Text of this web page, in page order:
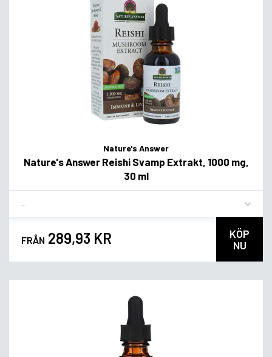
Nature's Answer
Nature's Answer Reishi Svamp Extrakt, 1000 mg,
30 ml
FRÅN 289,93 KR
KÖP
NU